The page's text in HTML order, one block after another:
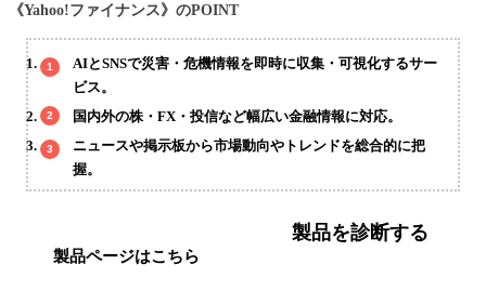
《Yahoo!ファイナンス》のPOINT
AIとSNSで災害・危機情報を即時に収集・可視化するサー
ビス。
国内外の株・FX・投信など幅広い金融情報に対応。
ニュースや掲示板から市場動向やトレンドを総合的に把
握。
製品ページはこちら
製品を診断する